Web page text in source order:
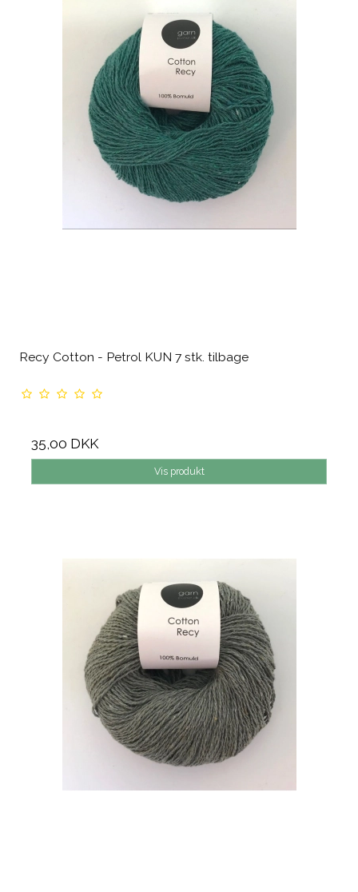
Recy Cotton - Petrol KUN 7 stk. tilbage
35,00 DKK
Vis produkt